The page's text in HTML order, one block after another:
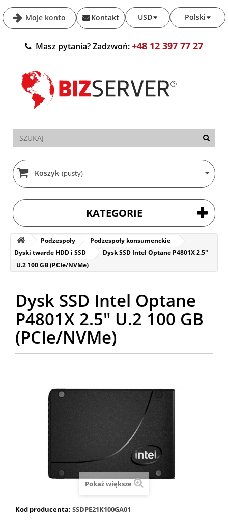
Moje konto Polski
USD
Kontakt
Masz pytania? Zadzwoń:+48 12 397 77 27
Koszyk (pusty)
KATEGORIE
Podzespoły
Podzespoły konsumenckie
Dyski twarde HDD i SSD
Dysk SSD Intel Optane P4801X 2.5"
U.2 100 GB (PCIe/NVMe)
Dysk SSD Intel Optane
P4801X 2.5" U.2 100 GB
(PCIe/NVMe)
Pokaż większe
Kod producenta: SSDPE21K100GA01